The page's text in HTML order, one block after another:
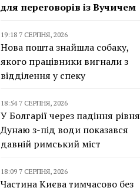
для переговорів із Вучичем
19:18 7 СЕРПНЯ, 2026
Нова пошта знайшла собаку,
якого працівники вигнали з
відділення у спеку
18:54 7 СЕРПНЯ, 2026
У Болгарії через падіння рівня
Дунаю з-під води показався
давній римський міст
18:09 7 СЕРПНЯ, 2026
Частина Києва тимчасово без